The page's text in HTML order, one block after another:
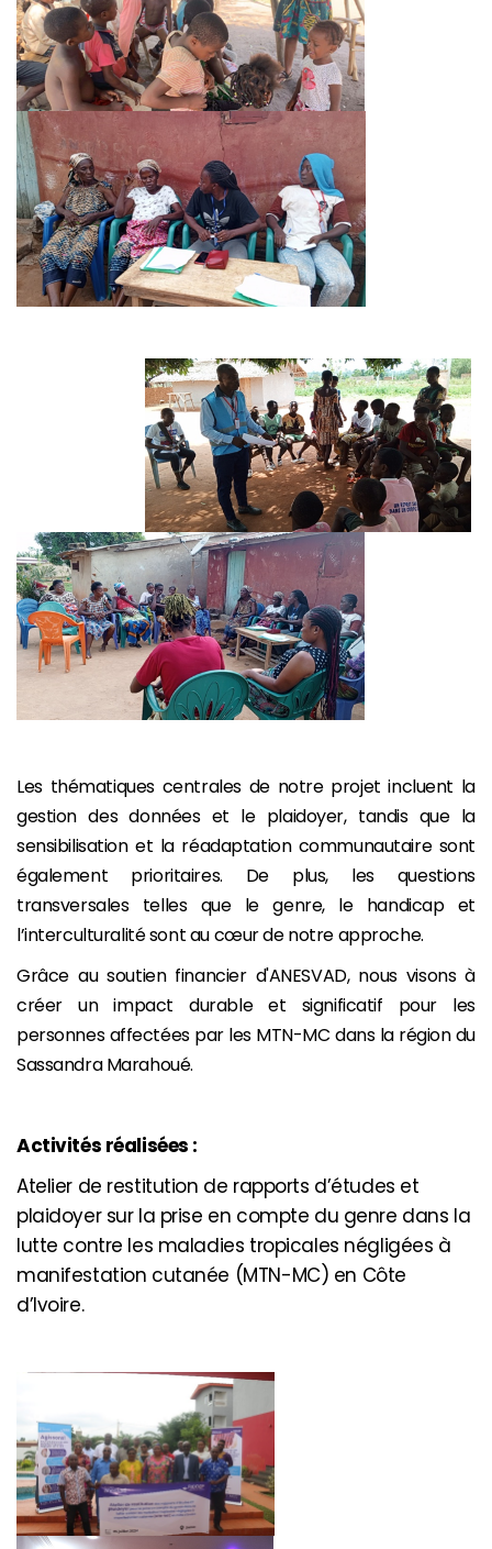
Les thématiques centrales de notre projet incluent la
gestion des données et le plaidoyer, tandis que la
sensibilisation et la réadaptation communautaire sont
également prioritaires. De plus, les questions
transversales telles que le genre, le handicap et
l’interculturalité sont au cœur de notre approche.
Grâce au soutien financier d'ANESVAD, nous visons à
créer un impact durable et significatif pour les
personnes affectées par les MTN-MC dans la région du
Sassandra Marahoué.
Activités réalisées :
Atelier de restitution de rapports d’études et
plaidoyer sur la prise en compte du genre dans la
lutte contre les maladies tropicales négligées à
manifestation cutanée (MTN-MC) en Côte
d’Ivoire.